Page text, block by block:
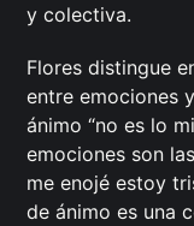
y colectiva.
Flores distingue
entre emociones
ánimo “no es lo
emociones son
me enojé estoy
de ánimo es una